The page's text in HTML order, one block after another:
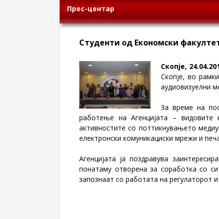
Прес-центар
Студенти од Економски
Скопје, 24.04
Скопје, во
аудиовизуелни
За време на
работење на Агенцијата –
активностите со поттикнувањето
електронски комуникациски мрежи и
Агенцијата ја поздравува
понатаму отворена за соработка со
запознаат со работата на регулаторот